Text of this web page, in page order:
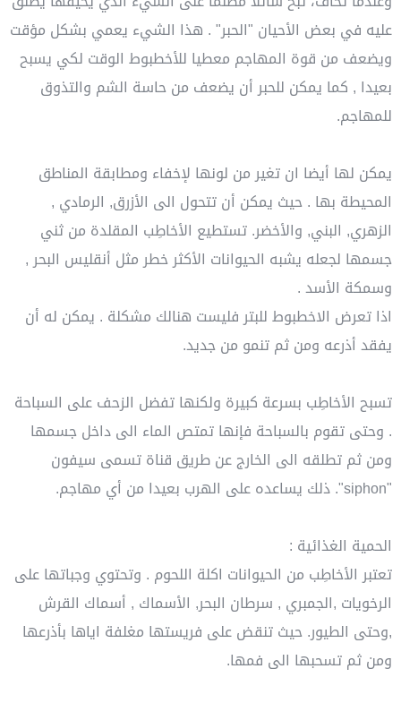
عليه في بعض الأحيان "الحبر" . هذا الشيء يعمي بشكل مؤقت
ويضعف من قوة المهاجم معطيا للأخطبوط الوقت لكي يسبح
بعيدا , كما يمكن للحبر أن يضعف من حاسة الشم والتذوق
للمهاجم.
يمكن لها أيضا ان تغير من لونها لإخفاء ومطابقة المناطق
المحيطة بها . حيث يمكن أن تتحول الى الأزرق, الرمادي ,
الزهري, البني, والأخضر. تستطيع الأخاطِب المقلدة من ثني
جسمها لجعله يشبه الحيوانات الأكثر خطر مثل أنقليس البحر ,
وسمكة الأسد .
اذا تعرض الاخطبوط للبتر فليست هنالك مشكلة . يمكن له أن
يفقد أذرعه ومن ثم تنمو من جديد.
تسبح الأخاطِب بسرعة كبيرة ولكنها تفضل الزحف على السباحة
. وحتى تقوم بالسباحة فإنها تمتص الماء الى داخل جسمها
ومن ثم تطلقه الى الخارج عن طريق قناة تسمى سيفون
"siphon". ذلك يساعده على الهرب بعيدا من أي مهاجم.
الحمية الغذائية :
تعتبر الأخاطِب من الحيوانات اكلة اللحوم . وتحتوي وجباتها على
الرخويات ,الجمبري , سرطان البحر, الأسماك , أسماك القرش
,وحتى الطيور. حيث تنقض على فريستها مغلفة اياها بأذرعها
ومن ثم تسحبها الى فمها.